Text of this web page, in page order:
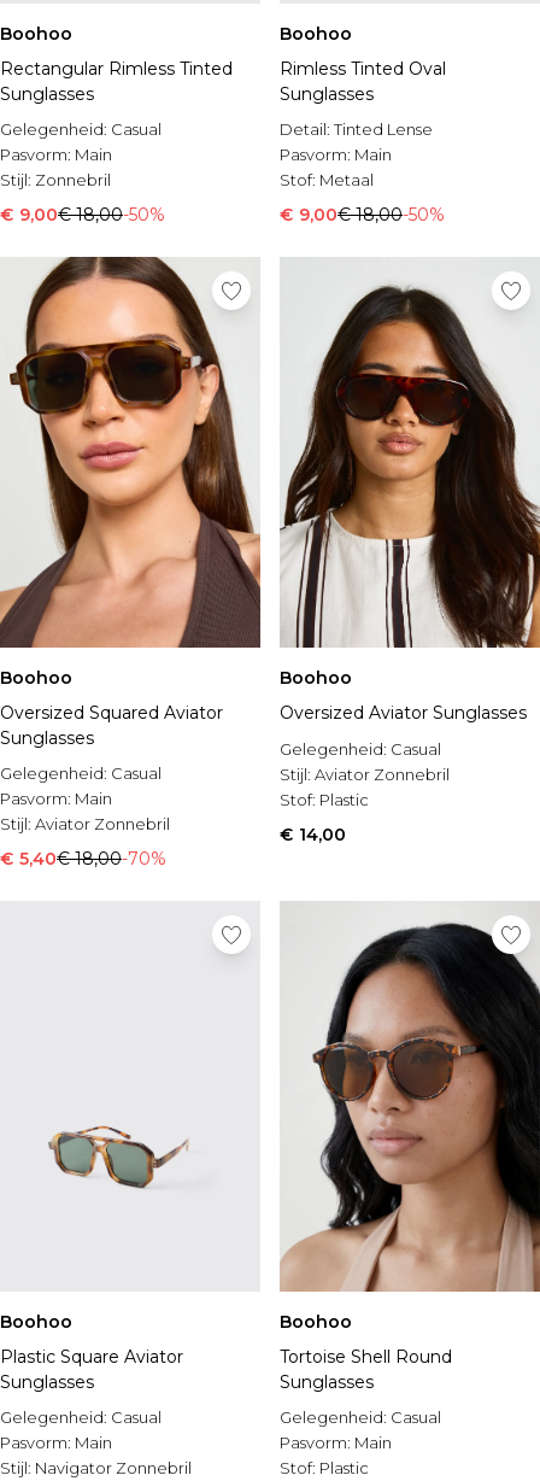
Boohoo
Rectangular Rimless Tinted
Sunglasses
Gelegenheid: Casual
Pasvorm: Main
Stijl: Zonnebril
€ 9,00€ 18,00-50%
Boohoo
Rimless Tinted Oval
Sunglasses
Detail:Tinted Lense
Pasvorm: Main
Stof: Metaal
€ 9,00€ 18,00-50%
Boohoo
Oversized Squared Aviator
Sunglasses
Gelegenheid: Casual
Pasvorm: Main
Stijl: Aviator Zonnebril
€ 5,40€ 18,00-70%
Boohoo
Oversized Aviator Sunglasses
Gelegenheid: Casual
Stijl: Aviator Zonnebril
Stof: Plastic
€ 14,00
Boohoo
Plastic Square Aviator
Sunglasses
Gelegenheid: Casual
Pasvorm: Main
Stijl: Navigator Zonnebril
Boohoo
Tortoise Shell Round
Sunglasses
Gelegenheid: Casual
Pasvorm: Main
Stof: Plastic